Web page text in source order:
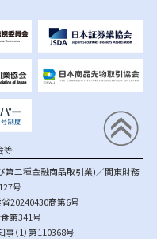
等
第二種金融商品取引業)／関東財務
号
20240430商第6号
第341号
（1）第110368号